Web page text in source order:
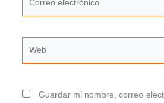
electrónico
Guardar mi nombre, correo